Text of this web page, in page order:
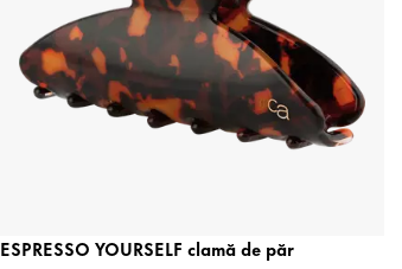
ESPRESSO YOURSELF clamă de păr